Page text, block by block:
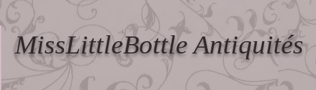
MissLittleBottle Antiquités